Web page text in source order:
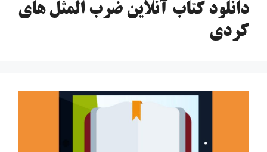
دانلود کتاب آنلاین ضرب المثل های
کردی